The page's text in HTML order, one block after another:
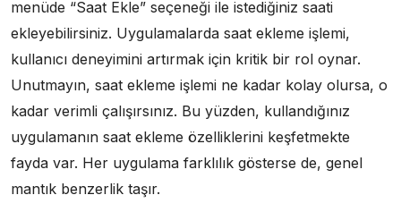
menüde “Saat Ekle” seçeneği ile istediğiniz saati
ekleyebilirsiniz. Uygulamalarda saat ekleme işlemi,
kullanıcı deneyimini artırmak için kritik bir rol oynar.
Unutmayın, saat ekleme işlemi ne kadar kolay olursa, o
kadar verimli çalışırsınız. Bu yüzden, kullandığınız
uygulamanın saat ekleme özelliklerini keşfetmekte
fayda var. Her uygulama farklılık gösterse de, genel
mantık benzerlik taşır.